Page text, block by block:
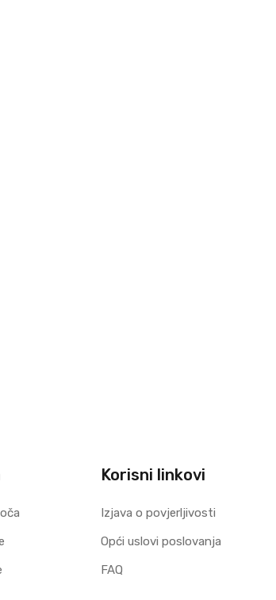
Korisni linkovi
Izjava o povjerljivosti
Opći uslovi poslovanja
FAQ